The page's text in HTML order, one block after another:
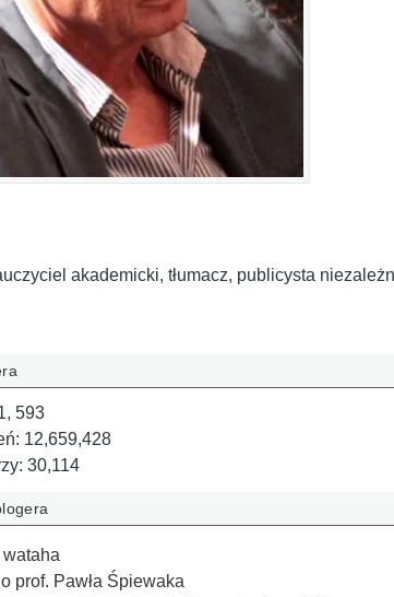
akademicki, tłumacz, publicysta
593
12,659,428
30,114
wataha
prof. Pawła Śpiewaka